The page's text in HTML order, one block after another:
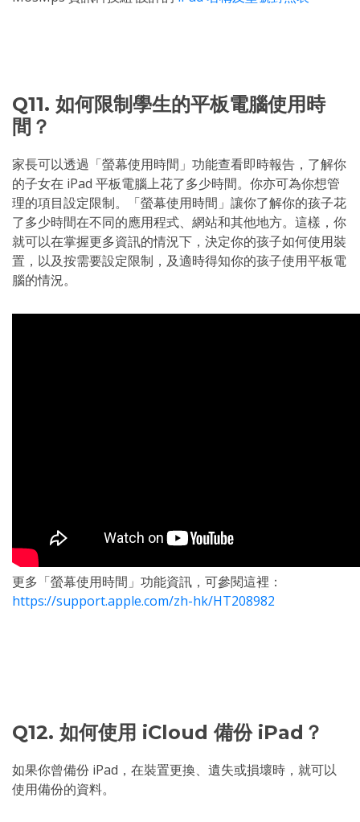
Q11. 如何限制學生的平板電腦使用時
間？
家長可以透過「螢幕使用時間」功能查看即時報告，了解你
的子女在 iPad 平板電腦上花了多少時間。你亦可為你想管
理的項目設定限制。「螢幕使用時間」讓你了解你的孩子花
了多少時間在不同的應用程式、網站和其他地方。這樣，你
就可以在掌握更多資訊的情況下，決定你的孩子如何使用裝
置，以及按需要設定限制，及適時得知你的孩子使用平板電
腦的情況。
更多「螢幕使用時間」功能資訊，可參閱這裡：
https://support.apple.com/zh-hk/HT208982
Q12. 如何使用 iCloud 備份 iPad？
如果你曾備份 iPad，在裝置更換、遺失或損壞時，就可以
使用備份的資料。